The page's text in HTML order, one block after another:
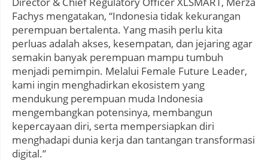
Fachys mengatakan, “Indonesia tidak kekurangan
perempuan bertalenta. Yang masih perlu kita
perluas adalah akses, kesempatan, dan jejaring agar
semakin banyak perempuan mampu tumbuh
menjadi pemimpin. Melalui Female Future Leader,
kami ingin menghadirkan ekosistem yang
mendukung perempuan muda Indonesia
mengembangkan potensinya, membangun
kepercayaan diri, serta mempersiapkan diri
menghadapi dunia kerja dan tantangan transformasi
digital.”